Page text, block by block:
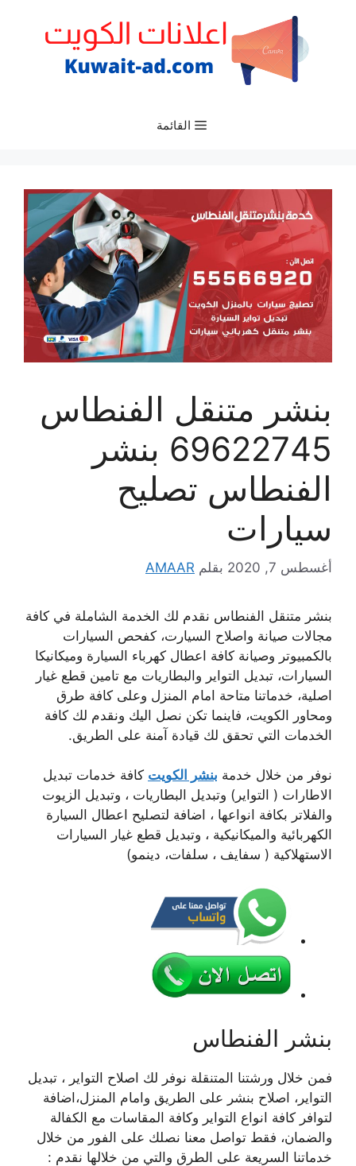
القائمة
بنشر متنقل الفنطاس
69622745 بنشر
الفنطاس تصليح
سيارات
أغسطس 7, 2020 بقلم AMAAR
بنشر متنقل الفنطاس نقدم لك الخدمة الشاملة في كافة
مجالات صيانة واصلاح السيارت، كفحص السيارات
بالكمبيوتر وصيانة كافة اعطال كهرباء السيارة وميكانيكا
السيارات، تبديل التواير والبطاريات مع تامين قطع غيار
اصلية، خدماتنا متاحة امام المنزل وعلى كافة طرق
ومحاور الكويت، فاينما تكن نصل اليك ونقدم لك كافة
الخدمات التي تحقق لك قيادة آمنة على الطريق.
نوفر من خلال خدمة بنشر الكويت كافة خدمات تبديل
الاطارات ( التواير) وتبديل البطاريات ، وتبديل الزيوت
والفلاتر بكافة انواعها ، اضافة لتصليح اعطال السيارة
الكهربائية والميكانيكية ، وتبديل قطع غيار السيارات
الاستهلاكية ( سفايف ، سلفات، دينمو)
بنشر الفنطاس
فمن خلال ورشتنا المتنقلة نوفر لك اصلاح التواير ، تبديل
التواير، اصلاح بنشر على الطريق وامام المنزل،اضافة
لتوافر كافة انواع التواير وكافة المقاسات مع الكفالة
والضمان، فقط تواصل معنا نصلك على الفور من خلال
خدماتنا السريعة على الطرق والتي من خلالها نقدم :